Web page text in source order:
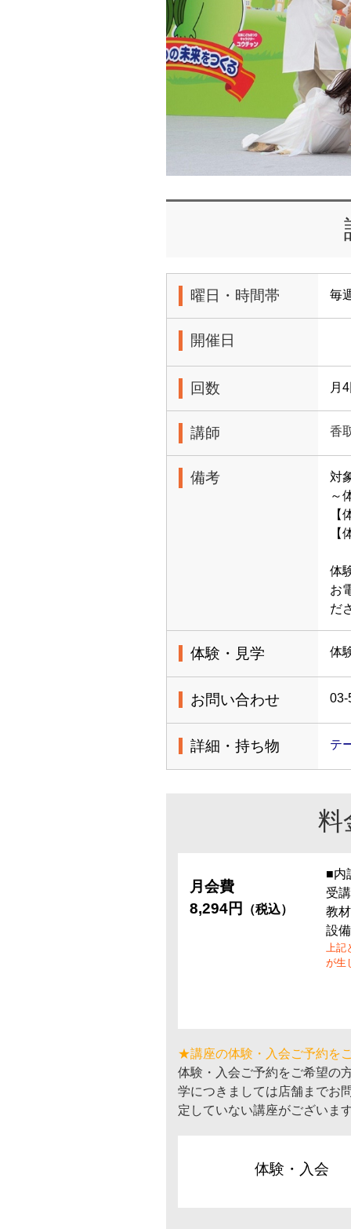
曜日・時間帯 毎
開催日
回数 月
講師 香
備考
対
～
【
体
お
だ
体験・見学 体
お問い合わせ 03-
詳細・持ち物 テ
料
月会費
8,294円
（税込）
■内
受
教
設
上記
が生
★講座の体験・入会ご予約を
体験・入会ご予約をご希望の
学につきましては店舗までお
定していない講座がございま
体験・入会